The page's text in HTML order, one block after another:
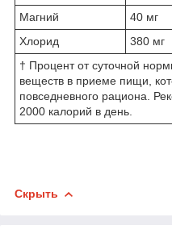
Магний
40 мг
Хлорид
380 мг
† Процент от суточной
веществ в приеме пищи,
повседневного рациона.
2000 калорий в день.
Скрыть